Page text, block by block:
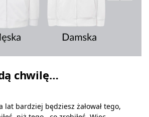
chwilę…
lat bardziej będziesz żałował tego,